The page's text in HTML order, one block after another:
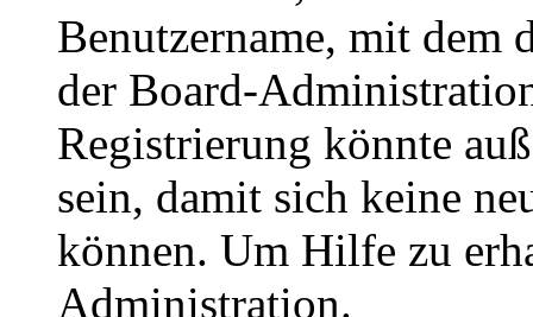
Benutzername, mit dem
der Board-
Registrierung könnte
sein, damit sich keine
können. Um Hilfe zu
Administration.